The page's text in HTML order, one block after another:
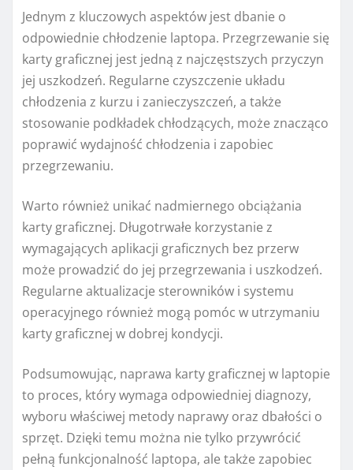
Jednym z kluczowych aspektów jest dbanie o
odpowiednie chłodzenie laptopa. Przegrzewanie się
karty graficznej jest jedną z najczęstszych przyczyn
jej uszkodzeń. Regularne czyszczenie układu
chłodzenia z kurzu i zanieczyszczeń, a także
stosowanie podkładek chłodzących, może znacząco
poprawić wydajność chłodzenia i zapobiec
przegrzewaniu.
Warto również unikać nadmiernego obciążania
karty graficznej. Długotrwałe korzystanie z
wymagających aplikacji graficznych bez przerw
może prowadzić do jej przegrzewania i uszkodzeń.
Regularne aktualizacje sterowników i systemu
operacyjnego również mogą pomóc w utrzymaniu
karty graficznej w dobrej kondycji.
Podsumowując, naprawa karty graficznej w laptopie
to proces, który wymaga odpowiedniej diagnozy,
wyboru właściwej metody naprawy oraz dbałości o
sprzęt. Dzięki temu można nie tylko przywrócić
pełną funkcjonalność laptopa, ale także zapobiec